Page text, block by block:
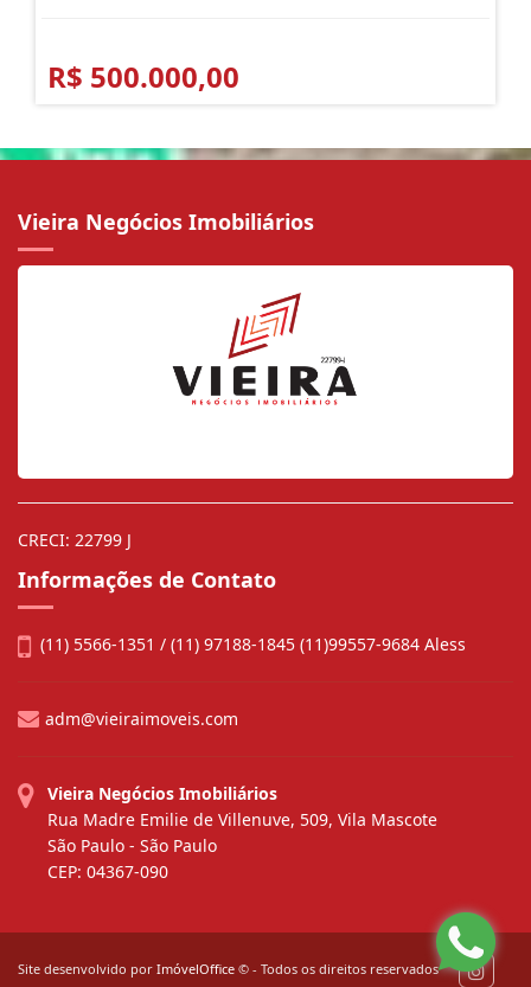
R$ 500.000,00
Vieira Negócios Imobiliários
CRECI: 22799 J
Informações de Contato
(11) 5566-1351 / (11) 97188-1845 (11)99557-9684 Aless
adm@vieiraimoveis.com
Vieira Negócios Imobiliários
Rua Madre Emilie de Villenuve, 509, Vila Mascote
São Paulo - São Paulo
CEP: 04367-090
Site desenvolvido por ImóvelOffice © - Todos os direitos reservados